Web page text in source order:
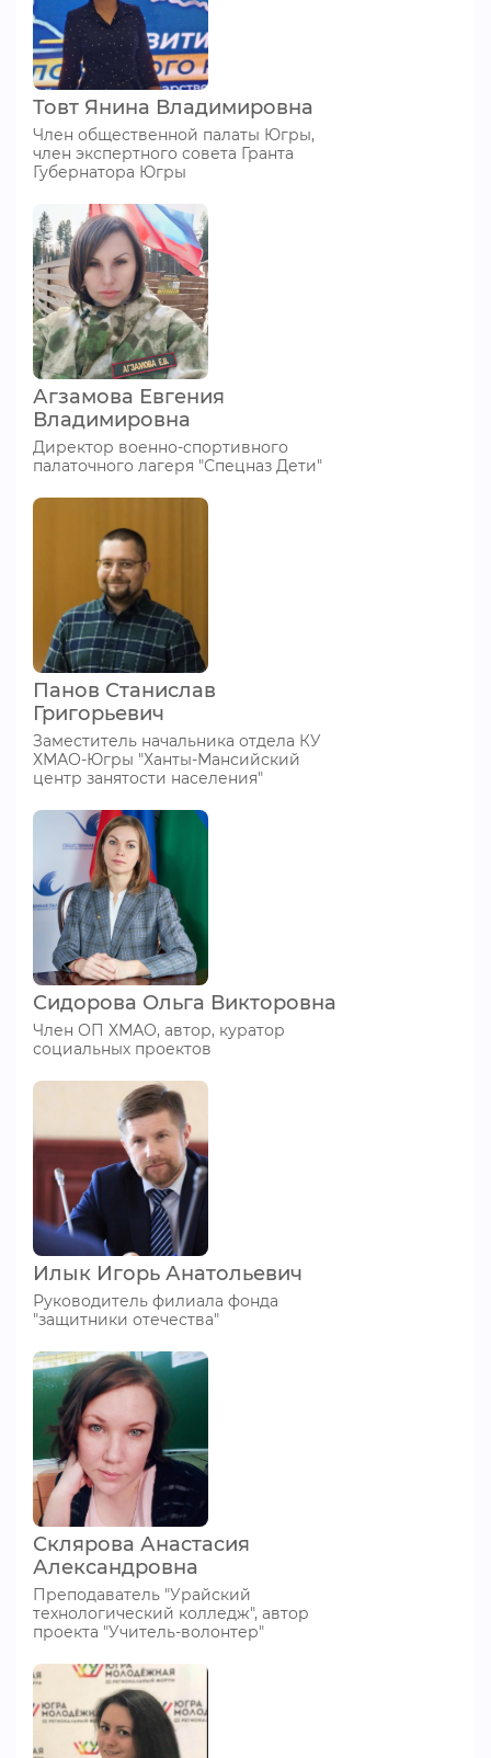
Товт Янина Владимировна
Член общественной палаты Югры,
член экспертного совета Гранта
Губернатора Югры
Агзамова Евгения
Владимировна
Директор военно-спортивного
палаточного лагеря "Спецназ Дети"
Панов Станислав
Григорьевич
Заместитель начальника отдела КУ
ХМАО-Югры "Ханты-Мансийский
центр занятости населения"
Сидорова Ольга Викторовна
Член ОП ХМАО, автор, куратор
социальных проектов
Илык Игорь Анатольевич
Руководитель филиала фонда
"защитники отечества"
Склярова Анастасия
Александровна
Преподаватель "Урайский
технологический колледж", автор
проекта "Учитель-волонтер"